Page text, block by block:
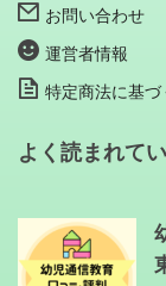
お問い合わせ
運営者情報
特定商法に基
よく読まれて